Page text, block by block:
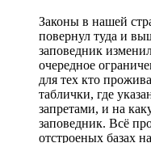
Законы в нашей
повернул туда и
заповедник
очередное
для тех кто
таблички, где
запретами, и на
заповедник. Всё
отстроеных базах